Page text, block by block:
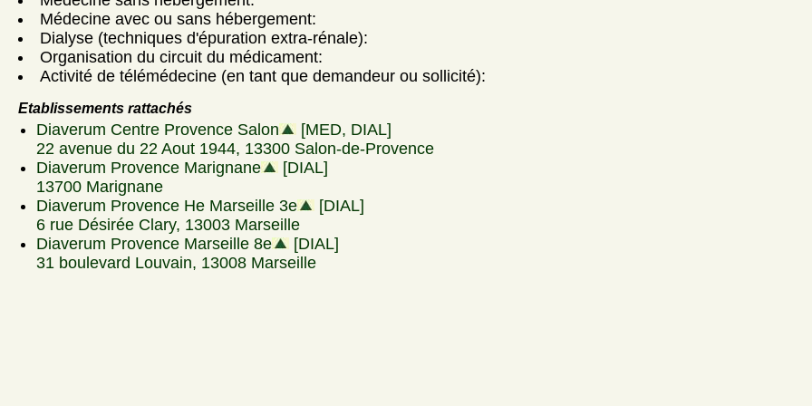
Médecine avec ou sans hébergement:
Dialyse (techniques d'épuration extra-rénale):
Organisation du circuit du médicament:
Activité de télémédecine (en tant que demandeur ou sollicité):
Etablissements rattachés
Diaverum Centre Provence Salon
[MED, DIAL]
22 avenue du 22 Aout 1944, 13300 Salon-de-Provence
Diaverum Provence Marignane
[DIAL]
13700 Marignane
Diaverum Provence He Marseille 3e
[DIAL]
6 rue Désirée Clary, 13003 Marseille
Diaverum Provence Marseille 8e
[DIAL]
31 boulevard Louvain, 13008 Marseille